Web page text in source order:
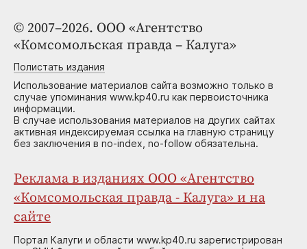
© 2007–2026. ООО «Агентство
«Комсомольская правда – Калуга»
Полистать издания
Использование материалов сайта возможно только в
случае упоминания www.kp40.ru как первоисточника
информации.
В случае использования материалов на других сайтах
активная индексируемая ссылка на главную страницу
без заключения в no-index, no-follow обязательна.
Реклама в изданиях ООО «Агентство
«Комсомольская правда - Калуга» и на
сайте
Портал Калуги и области www.kp40.ru зарегистрирован